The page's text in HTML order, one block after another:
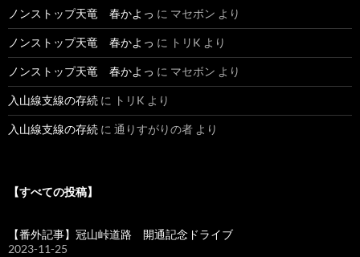
ノンストップ天竜 春かよっ に マセボン より
ノンストップ天竜 春かよっ に トリK より
ノンストップ天竜 春かよっ に マセボン より
入山線支線の存続 に トリK より
入山線支線の存続 に 通りすがりの者 より
【すべての投稿】
【番外記事】冠山峠道路 開通記念ドライブ
2023-11-25